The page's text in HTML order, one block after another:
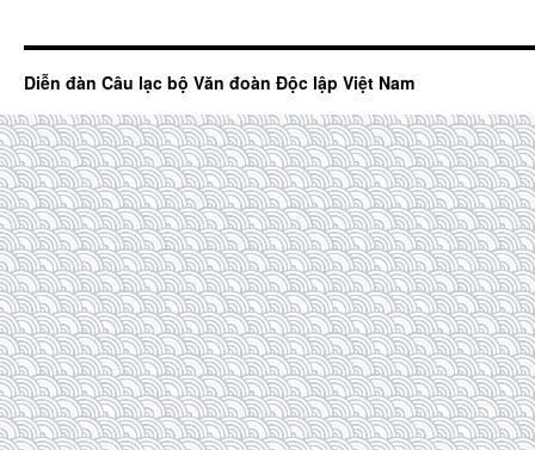
Diễn đàn Câu lạc bộ Văn đoàn Độc lập Việt Nam